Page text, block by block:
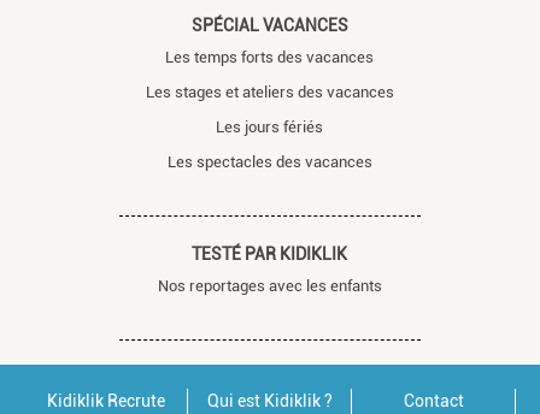
SPÉCIAL VACANCES
Les temps forts des vacances
Les stages et ateliers des vacances
Les jours fériés
Les spectacles des vacances
TESTÉ PAR KIDIKLIK
Nos reportages avec les enfants
Kidiklik Recrute Qui est Kidiklik ? Contact